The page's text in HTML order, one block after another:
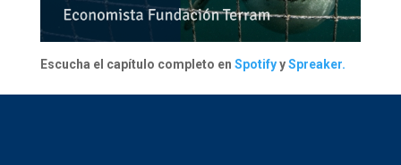
Escucha el capítulo completo en SpotifyySpreaker.